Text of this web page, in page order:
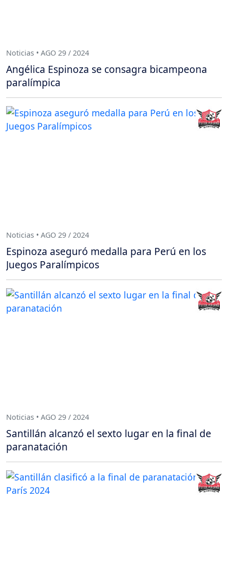
Noticias • AGO 29 / 2024
Angélica Espinoza se consagra bicampeona
paralímpica
Noticias • AGO 29 / 2024
Espinoza aseguró medalla para Perú en los
Juegos Paralímpicos
Noticias • AGO 29 / 2024
Santillán alcanzó el sexto lugar en la final de
paranatación